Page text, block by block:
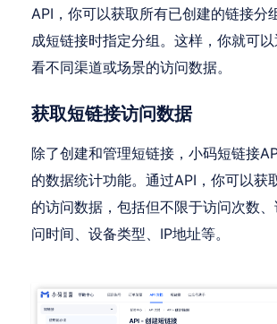
API，你可以获取所有已创建的链接分
成短链接时指定分组。这样，你就可
看不同渠道或场景的访问数据。
获取短链接访问数据
除了创建和管理短链接，小码短链接
的数据统计功能。通过API，你可以获
的访问数据，包括但不限于访问次数
问时间、设备类型、IP地址等。